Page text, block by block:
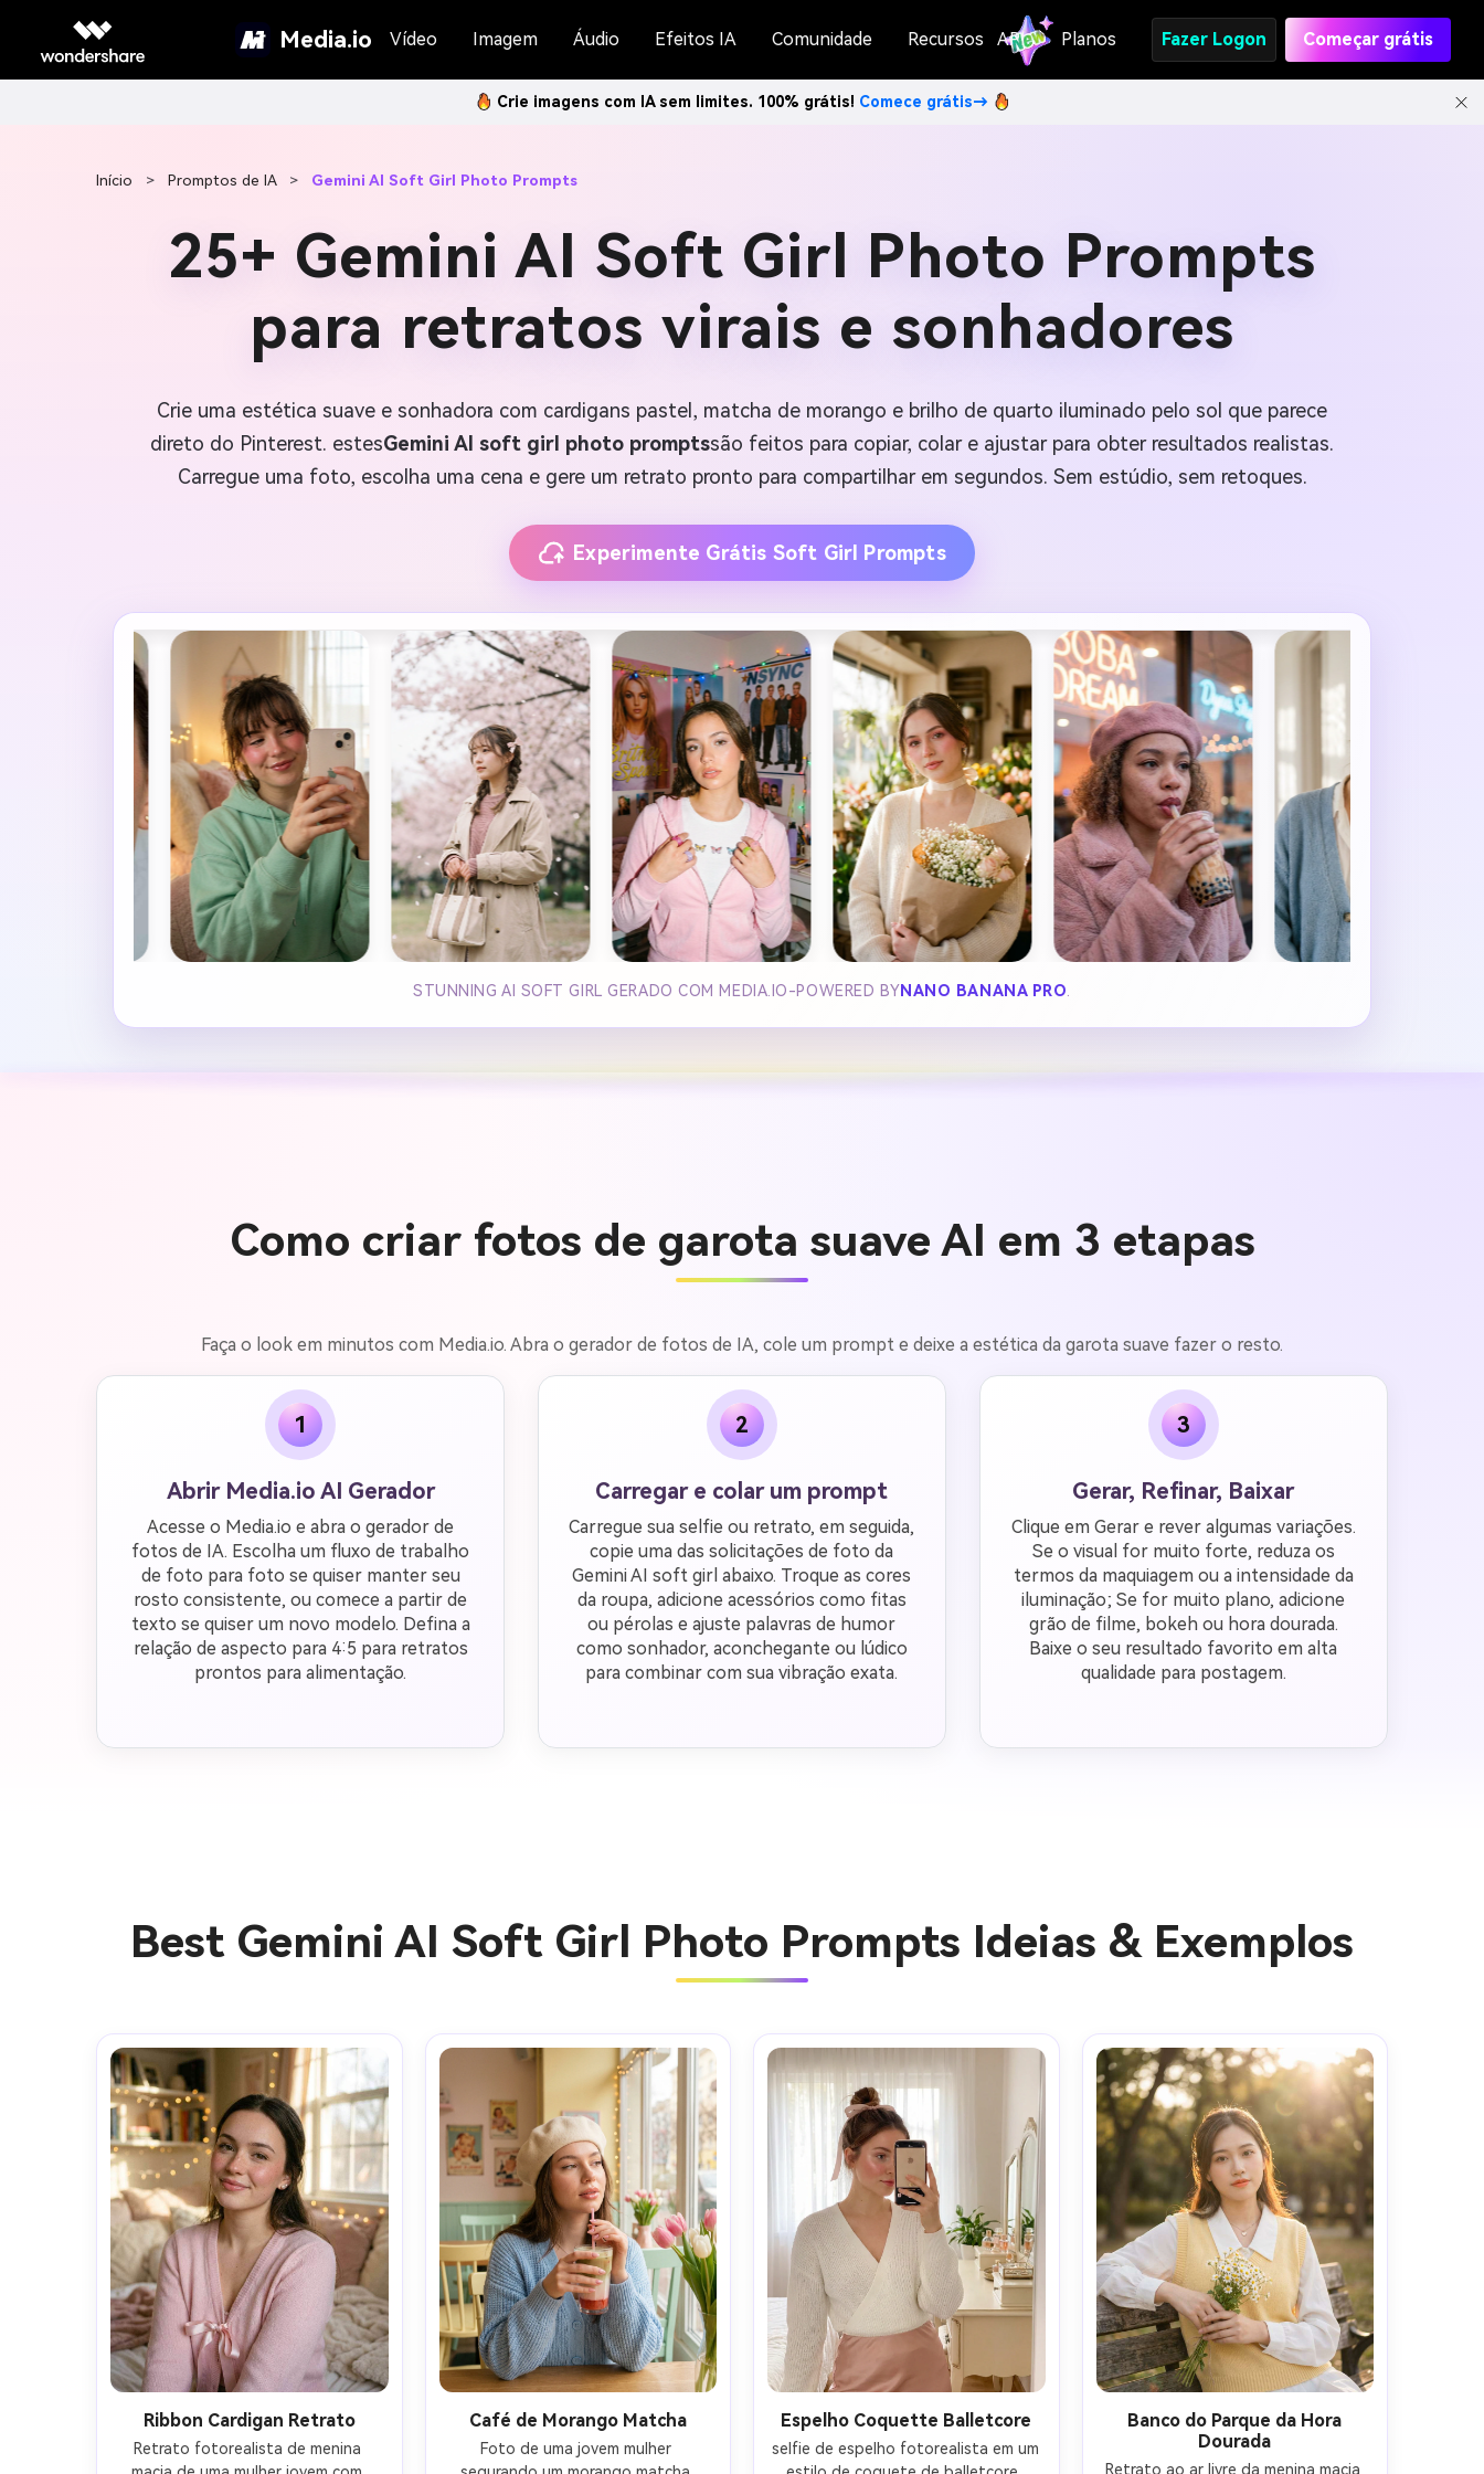
Media.io Vídeo Imagem Áudio Efeitos IA Comunidade Recursos API Planos Fazer Logon Começar grátis
Crie imagens com IA sem limites. 100% grátis! Comece grátis→
Início > Promptos de IA > Gemini AI Soft Girl Photo Prompts
25+ Gemini AI Soft Girl Photo Prompts
para retratos virais e sonhadores
Crie uma estética suave e sonhadora com cardigans pastel, matcha de morango e brilho de quarto iluminado pelo sol que parece
direto do Pinterest. estesGemini AI soft girl photo promptssão feitos para copiar, colar e ajustar para obter resultados realistas.
Carregue uma foto, escolha uma cena e gere um retrato pronto para compartilhar em segundos. Sem estúdio, sem retoques.
Experimente Grátis Soft Girl Prompts
STUNNING AI SOFT GIRL GERADO COM MEDIA.IO-POWERED BYNANO BANANA PRO
Como criar fotos de garota suave AI em 3 etapas
Faça o look em minutos com Media.io. Abra o gerador de fotos de IA, cole um prompt e deixe a estética da garota suave fazer o resto.
1
Abrir Media.io AI Gerador
Acesse o Media.io e abra o gerador de
fotos de IA. Escolha um fluxo de trabalho
de foto para foto se quiser manter seu
rosto consistente, ou comece a partir de
texto se quiser um novo modelo. Defina a
relação de aspecto para 4:5 para retratos
prontos para alimentação.
2
Carregar e colar um prompt
Carregue sua selfie ou retrato, em seguida,
copie uma das solicitações de foto da
Gemini AI soft girl abaixo. Troque as cores
da roupa, adicione acessórios como fitas
ou pérolas e ajuste palavras de humor
como sonhador, aconchegante ou lúdico
para combinar com sua vibração exata.
3
Gerar, Refinar, Baixar
Clique em Gerar e rever algumas variações.
Se o visual for muito forte, reduza os
termos da maquiagem ou a intensidade da
iluminação; Se for muito plano, adicione
grão de filme, bokeh ou hora dourada.
Baixe o seu resultado favorito em alta
qualidade para postagem.
Best Gemini AI Soft Girl Photo Prompts Ideias & Exemplos
Ribbon Cardigan Retrato
Retrato fotorealista de menina
Café de Morango Matcha
Foto de uma jovem mulher
Espelho Coquette Balletcore
selfie de espelho fotorealista em um
Banco do Parque da Hora
Dourada
Retrato ao ar livre da menina macia
Crie imagens com
IA sem limites.